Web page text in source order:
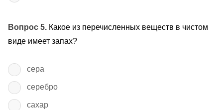
Вопрос 5. Какое из перечисленных веществ в чистом
виде имеет запах?
сера
серебро
сахар